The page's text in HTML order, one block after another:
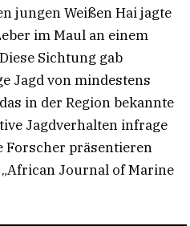
jungen Weißen Hai jagte
im Maul an einem
Sichtung gab
Jagd von mindestens
in der Region bekannte
Jagdverhalten infrage
Forscher präsentieren
Journal of Marine